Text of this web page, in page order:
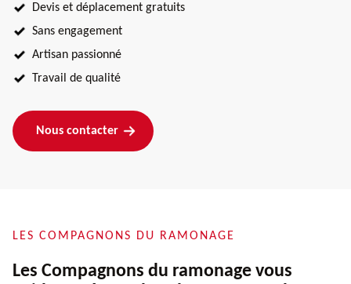
Devis et déplacement gratuits
Sans engagement
Artisan passionné
Travail de qualité
Nous contacter
LES COMPAGNONS DU RAMONAGE
Les Compagnons du ramonage vous